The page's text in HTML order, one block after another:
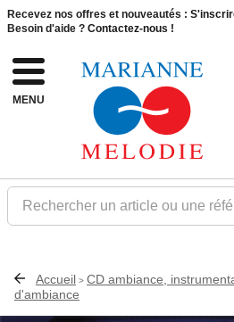
Recevez nos offres et nouveautés :
Besoin d'aide ? Contactez-nous !
MENU
Rechercher un article ou une
Accueil > CD ambiance,
d'ambiance